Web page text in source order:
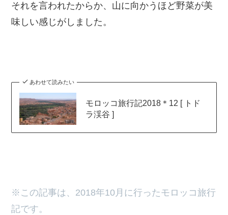
それを言われたからか、山に向かうほど野菜が美
味しい感じがしました。
あわせて読みたい
モロッコ旅行記2018＊12 [ トド
ラ渓谷 ]
※この記事は、2018年10月に行ったモロッコ旅行
記です。